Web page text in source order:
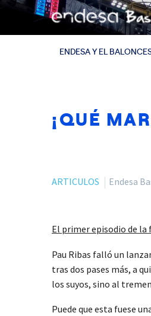
ENDESA Y EL
¡QUÉ
ARTICULOS Endesa
El primer episodio de la
Pau Ribas falló un
tras dos pases más, a
los suyos, sino al
Puede que esta fuese